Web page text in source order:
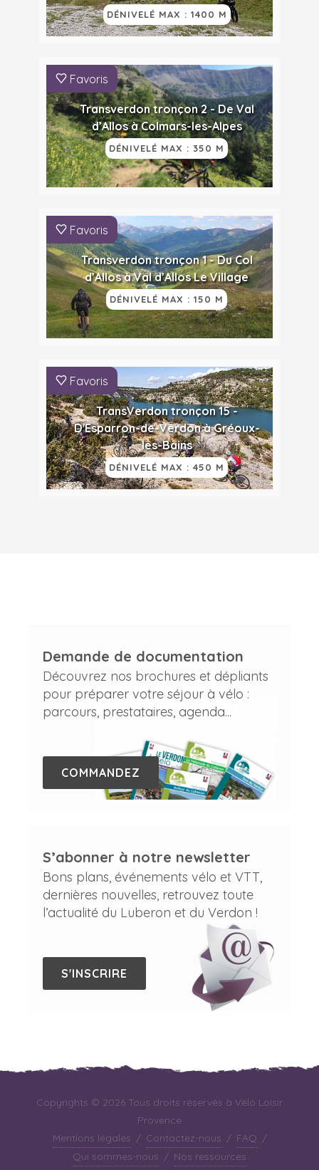
DÉNIVELÉ MAX : 1400 M
Favoris
Transverdon tronçon 2 - De Val
d’Allos à Colmars-les-Alpes
DÉNIVELÉ MAX : 350 M
Favoris
Transverdon tronçon 1 - Du Col
d’Allos à Val d’Allos Le Village
DÉNIVELÉ MAX : 150 M
Favoris
TransVerdon tronçon 15 -
D'Esparron-de-Verdon à Gréoux-
les-Bains
DÉNIVELÉ MAX : 450 M
Demande de documentation
Découvrez nos brochures et dépliants
pour préparer votre séjour à vélo :
parcours, prestataires, agenda...
COMMANDEZ
S’abonner à notre newsletter
Bons plans, événements vélo et VTT,
dernières nouvelles, retrouvez toute
l’actualité du Luberon et du Verdon !
S'INSCRIRE
Copyrights © 2026 Tous droits réservés à Vélo Loisir
Provence
Mentions légales / Contactez-nous / FAQ /
Qui sommes-nous / Nos ressources